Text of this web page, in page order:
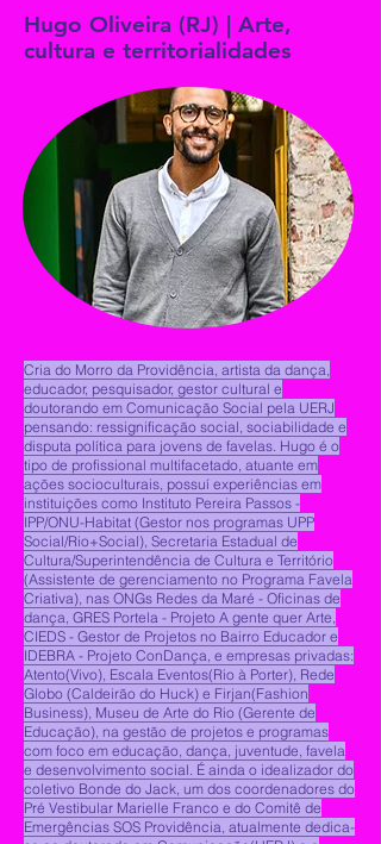
Hugo Oliveira (RJ) | Arte,
cultura e territorialidades
Cria do Morro da Providência, artista da dança,
educador, pesquisador, gestor cultural e
doutorando em Comunicação Social pela UERJ
pensando: ressignificação social, sociabilidade e
disputa política para jovens de favelas. Hugo é o
tipo de profissional multifacetado, atuante em
ações socioculturais, possuí experiências em
instituições como Instituto Pereira Passos -
IPP/ONU-Habitat (Gestor nos programas UPP
Social/Rio+Social), Secretaria Estadual de
Cultura/Superintendência de Cultura e Território
(Assistente de gerenciamento no Programa Favela
Criativa), nas ONGs Redes da Maré - Oficinas de
dança, GRES Portela - Projeto A gente quer Arte,
CIEDS - Gestor de Projetos no Bairro Educador e
IDEBRA - Projeto ConDança, e empresas privadas:
Atento(Vivo), Escala Eventos(Rio à Porter), Rede
Globo (Caldeirão do Huck) e Firjan(Fashion
Business), Museu de Arte do Rio (Gerente de
Educação), na gestão de projetos e programas
com foco em educação, dança, juventude, favela
e desenvolvimento social. É ainda o idealizador do
coletivo Bonde do Jack, um dos coordenadores do
Pré Vestibular Marielle Franco e do Comitê de
Emergências SOS Providência, atualmente dedica-